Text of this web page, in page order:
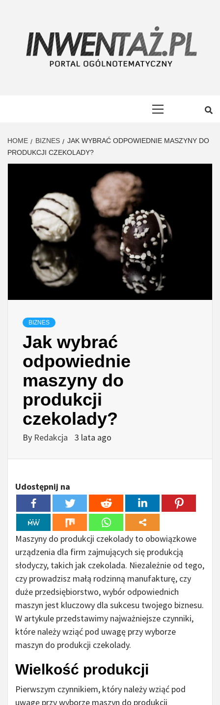
HOME BIZNES
JAK WYBRAĆ ODPOWIEDNIE MASZYNY DO
PRODUKCJI CZEKOLADY?
BIZNES
Jak wybrać
odpowiednie
maszyny do
produkcji
czekolady?
By Redakcja 3 lata ago
Udostępnij na
Maszyny do produkcji czekolady to obowiązkowe
urządzenia dla firm zajmujących się produkcją
słodyczy, takich jak czekolada. Niezależnie od tego,
czy prowadzisz małą rodzinną manufakturę, czy
duże przedsiębiorstwo, wybór odpowiednich
maszyn jest kluczowy dla sukcesu twojego biznesu.
W artykule przedstawimy najważniejsze czynniki,
które należy wziąć pod uwagę przy wyborze
maszyn do produkcji czekolady.
Wielkość produkcji
Pierwszym czynnikiem, który należy wziąć pod
uwagę przy wyborze maszyn do produkcji